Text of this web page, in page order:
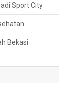
Sport City
Bekasi